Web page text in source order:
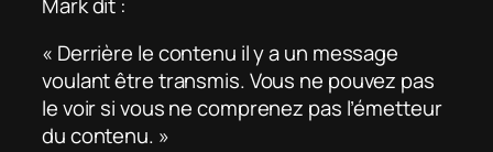
« Derrière le contenu il y a un message
voulant être transmis. Vous ne pouvez pas
le voir si vous ne comprenez pas l’émetteur
du contenu. »